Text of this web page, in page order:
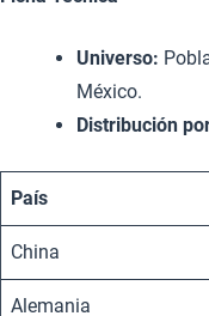
Universo:
México.
Distribución
País
China
Alemania